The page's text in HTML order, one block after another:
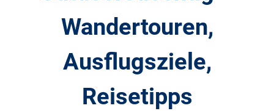
Wandertouren,
Ausflugsziele,
Reisetipps